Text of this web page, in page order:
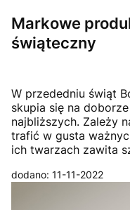
Markowe
świąteczny
W przededniu świąt
skupia się na
najbliższych. Zależy
trafić w gusta
ich twarzach zawita
dodano: 11-11-2022